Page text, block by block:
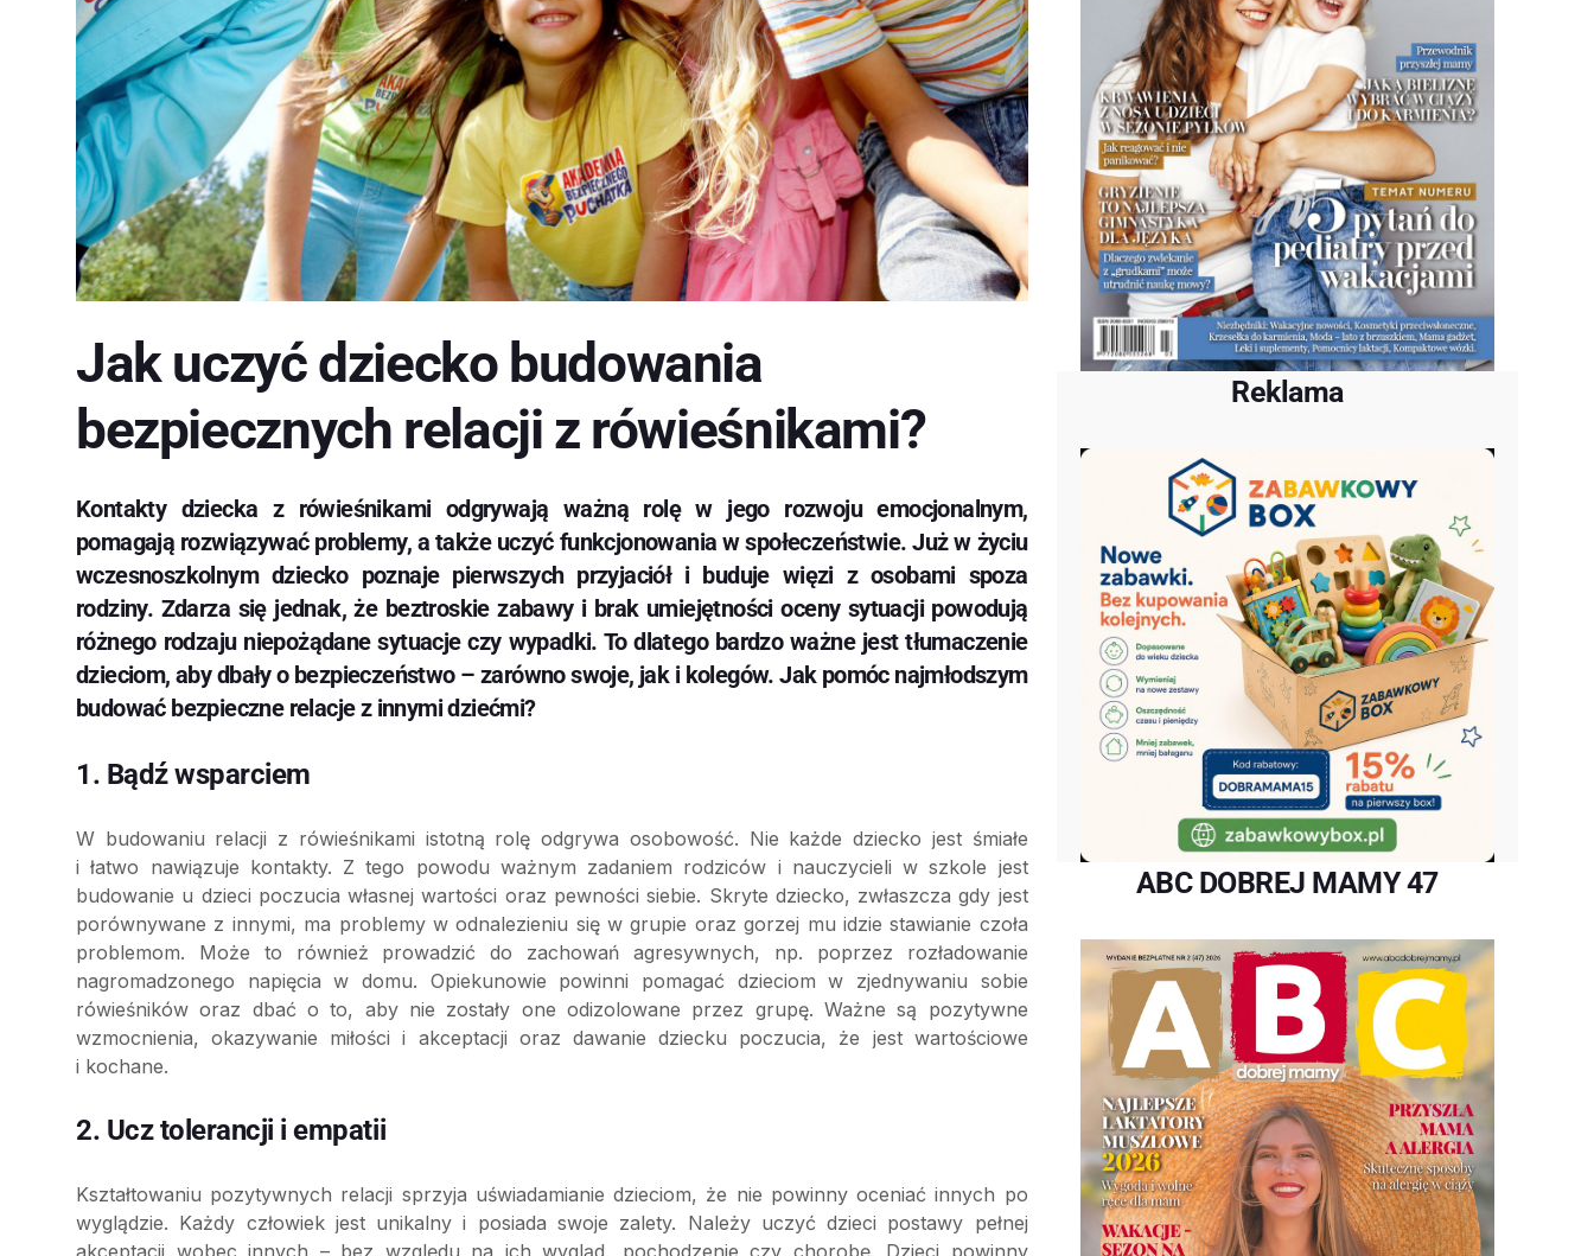
Jak uczyć dziecko budowania
bezpiecznych relacji z rówieśnikami?
Kontakty dziecka z rówieśnikami odgrywają ważną rolę w jego rozwoju emocjonalnym,
pomagają rozwiązywać problemy, a także uczyć funkcjonowania w społeczeństwie. Już w życiu
wczesnoszkolnym dziecko poznaje pierwszych przyjaciół i buduje więzi z osobami spoza
rodziny. Zdarza się jednak, że beztroskie zabawy i brak umiejętności oceny sytuacji powodują
różnego rodzaju niepożądane sytuacje czy wypadki. To dlatego bardzo ważne jest tłumaczenie
dzieciom, aby dbały o bezpieczeństwo – zarówno swoje, jak i kolegów. Jak pomóc najmłodszym
budować bezpieczne relacje z innymi dziećmi?
1. Bądź wsparciem
W budowaniu relacji z rówieśnikami istotną rolę odgrywa osobowość. Nie każde dziecko jest śmiałe
i łatwo nawiązuje kontakty. Z tego powodu ważnym zadaniem rodziców i nauczycieli w szkole jest
budowanie u dzieci poczucia własnej wartości oraz pewności siebie. Skryte dziecko, zwłaszcza gdy jest
porównywane z innymi, ma problemy w odnalezieniu się w grupie oraz gorzej mu idzie stawianie czoła
problemom. Może to również prowadzić do zachowań agresywnych, np. poprzez rozładowanie
nagromadzonego napięcia w domu. Opiekunowie powinni pomagać dzieciom w zjednywaniu sobie
rówieśników oraz dbać o to, aby nie zostały one odizolowane przez grupę. Ważne są pozytywne
wzmocnienia, okazywanie miłości i akceptacji oraz dawanie dziecku poczucia, że jest wartościowe
i kochane.
2. Ucz tolerancji i empatii
Kształtowaniu pozytywnych relacji sprzyja uświadamianie dzieciom, że nie powinny oceniać innych po
wyglądzie. Każdy człowiek jest unikalny i posiada swoje zalety. Należy uczyć dzieci postawy pełnej
akceptacji wobec innych – bez względu na ich wygląd, pochodzenie czy chorobę. Dzieci powinny
Reklama
ABC DOBREJ MAMY 47